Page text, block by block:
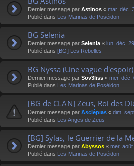
Dernier message par Astinos « mar. déc.
Publié dans Les Marinas de Poséidon
BG Selenia
Dernier message par Selenia « lun. déc.
Publié dans [BG] Les Rebelles
BG Nyssa (Une vague d'espoir)
Dernier message par Sov3liss « mer. déc.
Publié dans Les Marinas de Poséidon
[BG de CLAN] Zeus, Roi des
Dernier message par Asclépias « dim.
Publié dans Les Anges de Zeus
[BG] Sylas, le Guerrier de la
Dernier message par Abyssos « mer.
Publié dans Les Marinas de Poséidon